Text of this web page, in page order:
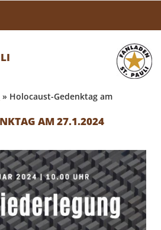
» Holocaust-Gedenktag am
AM 27.1.2024